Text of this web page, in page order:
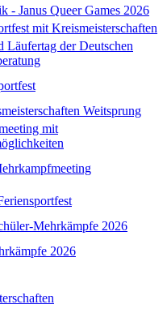
- Janus Queer Games 2026
mit Kreismeisterschaften
Läufertag der Deutschen
Weitsprung
mit
Mehrkämpfe 2026
2026